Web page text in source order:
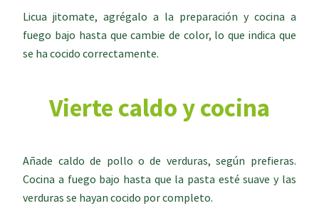
Licua jitomate, agrégalo a la preparación y cocina a
fuego bajo hasta que cambie de color, lo que indica que
se ha cocido correctamente.
Vierte caldo y cocina
Añade caldo de pollo o de verduras, según prefieras.
Cocina a fuego bajo hasta que la pasta esté suave y las
verduras se hayan cocido por completo.